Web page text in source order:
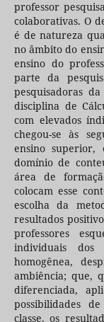
professor
colaborativas. O
é de natureza
no âmbito do
ensino do
parte da
pesquisadoras
disciplina de
com elevados
chegou-se às
ensino
domínio de
área de
colocam esse
escolha da
resultados
professores
individuais
homogênea,
ambiência; que,
diferenciada,
possibilidades
classe, os